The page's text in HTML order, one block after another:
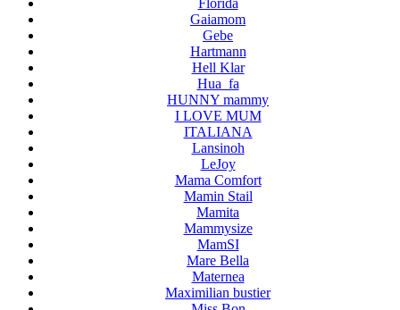
Florida
Gaiamom
Gebe
Hartmann
Hell Klar
Hua_fa
HUNNY mammy
I LOVE MUM
ITALIANA
Lansinoh
LeJoy
Mama Comfort
Mamin Stail
Mamita
Mammysize
MamSI
Mare Bella
Maternea
Maximilian bustier